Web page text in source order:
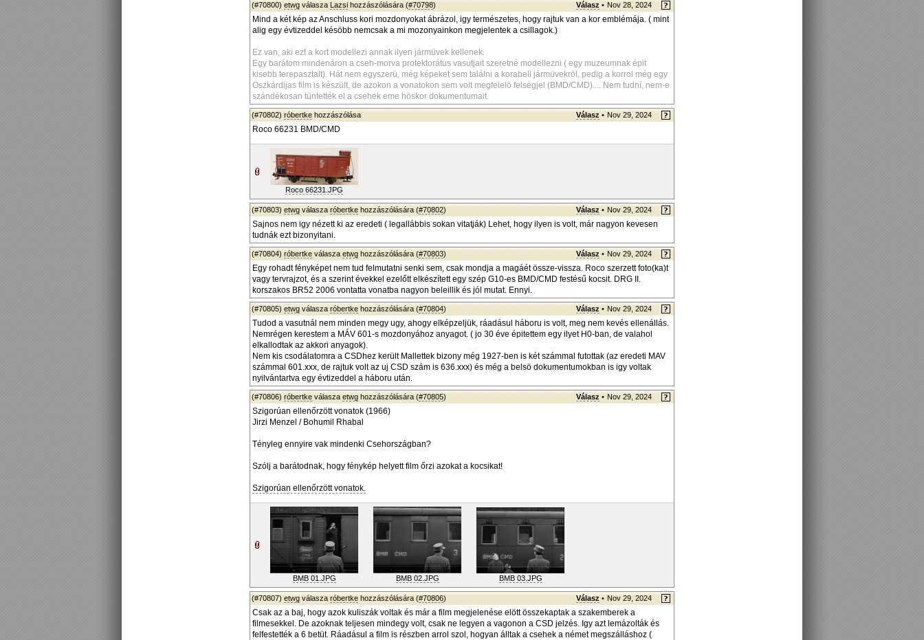
(#70800) etwg válasza Lazsi hozzászólására (#70798) Válasz • Nov 28, 2024
Mind a két kép az Anschluss kori mozdonyokat ábrázol, igy természetes, hogy rajtuk van a kor emblémája. ( mint
alig egy évtizeddel késöbb nemcsak a mi mozonyainkon megjelentek a csillagok.)
Ez van, aki ezt a kort modellezi annak ilyen jármüvek kellenek.
Egy barátom mindenáron a cseh-morva protektorátus vasutjait szeretné modellezni ( egy muzeumnak épit
kisebb terepasztalt). Hát nem egyszerü, még képeket sem találni a korabeli jármüvekröl, pedig a korrol még egy
Oszkárdijas film is készült, de azokon a vonatokon sem volt megfelelö felségjel (BMD/CMD).... Nem tudní, nem-e
szándékosan tüntették el a csehek eme höskor dokumentumait.
(#70802) róbertke hozzászólása Válasz • Nov 29, 2024
Roco 66231 BMD/CMD
Roco 66231.JPG
(#70803) etwg válasza róbertke hozzászólására (#70802) Válasz • Nov 29, 2024
Sajnos nem igy nézett ki az eredeti ( legallábbis sokan vitatják) Lehet, hogy ilyen is volt, már nagyon kevesen
tudnák ezt bizonyitani.
(#70804) róbertke válasza etwg hozzászólására (#70803) Válasz • Nov 29, 2024
Egy rohadt fényképet nem tud felmutatni senki sem, csak mondja a magáét össze-vissza. Roco szerzett foto(ka)t
vagy tervrajzot, és a szerint évekkel ezelőtt elkészített egy szép G10-es BMD/CMD festésű kocsit. DRG II.
korszakos BR52 2006 vontatta vonatba nagyon beleillik és jól mutat. Ennyi.
(#70805) etwg válasza róbertke hozzászólására (#70804) Válasz • Nov 29, 2024
Tudod a vasutnál nem minden megy ugy, ahogy elképzeljük, ráadásul háboru is volt, meg nem kevés ellenállás.
Nemrégen kerestem a MÁV 601-s mozdonyához anyagot. ( jo 30 éve épitettem egy ilyet H0-ban, de valahol
elkallodtak az akkori anyagok).
Nem kis csodálatomra a CSDhez került Mallettek bizony még 1927-ben is két számmal futottak (az eredeti MAV
számmal 601.xxx, de rajtuk volt az uj CSD szám is 636.xxx) és még a belsö dokumentumokban is igy voltak
nyilvántartva egy évtizeddel a háboru után.
(#70806) róbertke válasza etwg hozzászólására (#70805) Válasz • Nov 29, 2024
Szigorúan ellenőrzött vonatok (1966)
Jirzi Menzel / Bohumil Rhabal
Tényleg ennyire vak mindenki Csehországban?
Szólj a barátodnak, hogy fénykép helyett film őrzi azokat a kocsikat!
Szigorúan ellenőrzött vonatok.
BMB 01.JPG BMB 02.JPG BMB 03.JPG
(#70807) etwg válasza róbertke hozzászólására (#70806) Válasz • Nov 29, 2024
Csak az a baj, hogy azok kuliszák voltak és már a film megjelenése elött összekaptak a szakemberek a
filmesekkel. De azoknak teljesen mindegy volt, csak ne legyen a vagonon a CSD jelzés. Igy azt lemázolták és
felfestették a 6 betüt. Ráadásul a film is részben arrol szol, hogyan álltak a csehek a német megszálláshoz (